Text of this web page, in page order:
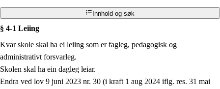
Innhold og søk
§ 4-1 Leiing
Kvar skole skal ha ei leiing som er fagleg, pedagogisk og
administrativt forsvarleg.
Skolen skal ha ein dagleg leiar.
Endra ved lov 9 juni 2023 nr. 30 (i kraft 1 aug 2024 iflg. res. 31 mai